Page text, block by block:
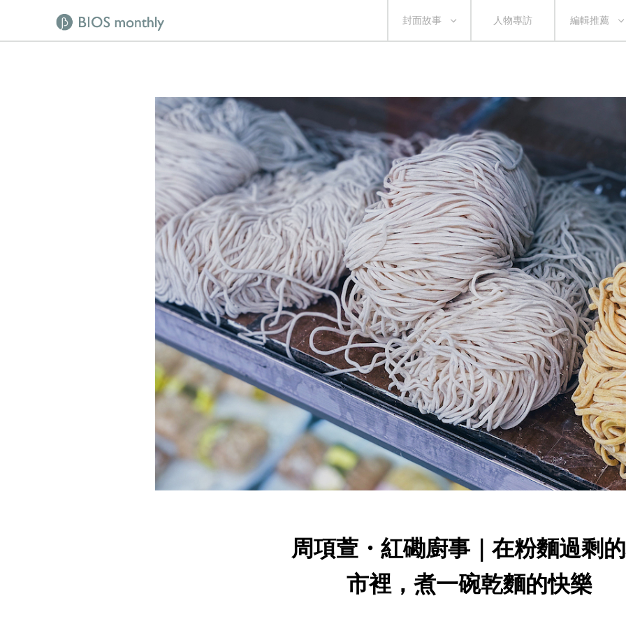
封面故事 人物專訪 編輯推薦
周項萱・紅磡廚事｜在粉麵過剩
市裡，煮一碗乾麵的快樂